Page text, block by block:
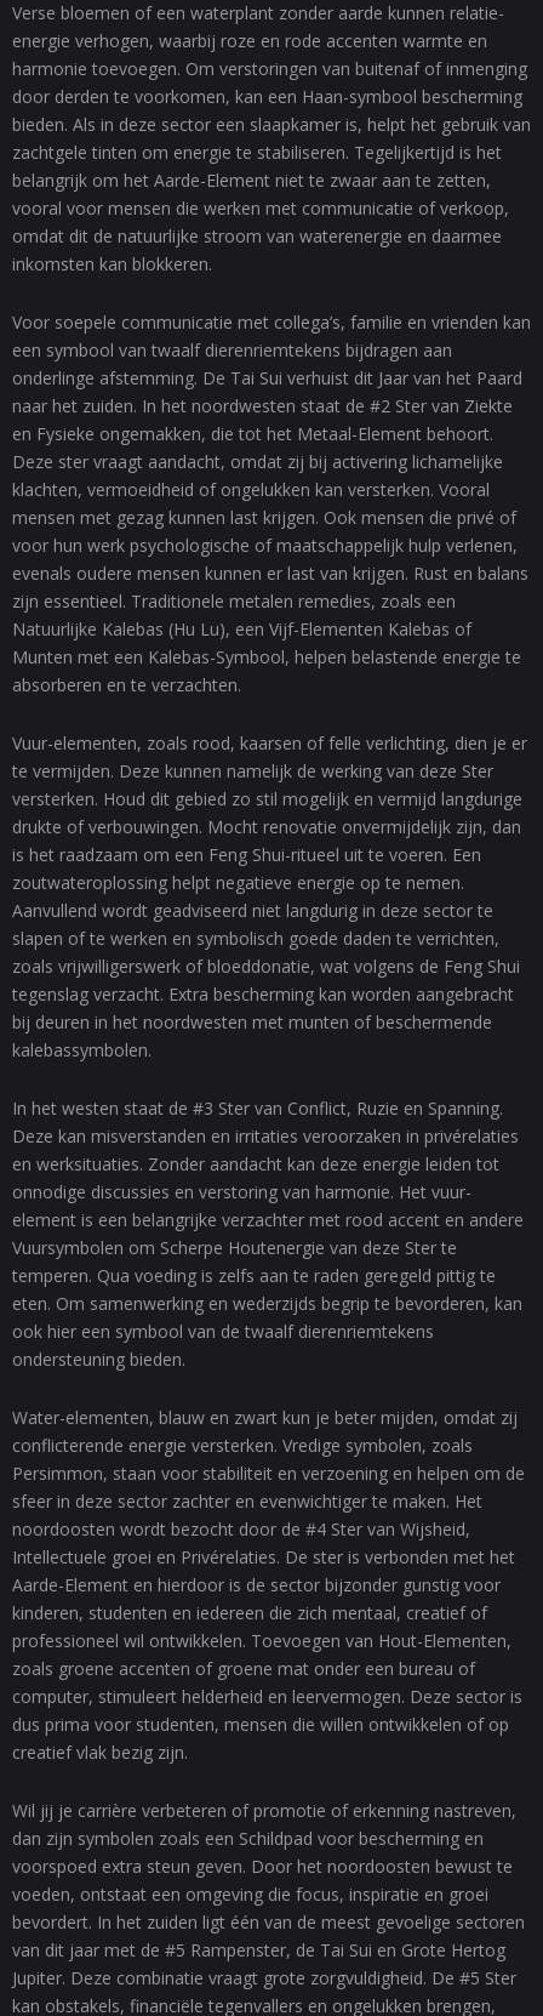
Verse bloemen of een waterplant zonder aarde kunnen relatie-
energie verhogen, waarbij roze en rode accenten warmte en
harmonie toevoegen. Om verstoringen van buitenaf of inmenging
door derden te voorkomen, kan een Haan-symbool bescherming
bieden. Als in deze sector een slaapkamer is, helpt het gebruik van
zachtgele tinten om energie te stabiliseren. Tegelijkertijd is het
belangrijk om het Aarde-Element niet te zwaar aan te zetten,
vooral voor mensen die werken met communicatie of verkoop,
omdat dit de natuurlijke stroom van waterenergie en daarmee
inkomsten kan blokkeren.
Voor soepele communicatie met collega’s, familie en vrienden kan
een symbool van twaalf dierenriemtekens bijdragen aan
onderlinge afstemming. De Tai Sui verhuist dit Jaar van het Paard
naar het zuiden. In het noordwesten staat de #2 Ster van Ziekte
en Fysieke ongemakken, die tot het Metaal-Element behoort.
Deze ster vraagt aandacht, omdat zij bij activering lichamelijke
klachten, vermoeidheid of ongelukken kan versterken. Vooral
mensen met gezag kunnen last krijgen. Ook mensen die privé of
voor hun werk psychologische of maatschappelijk hulp verlenen,
evenals oudere mensen kunnen er last van krijgen. Rust en balans
zijn essentieel. Traditionele metalen remedies, zoals een
Natuurlijke Kalebas (Hu Lu), een Vijf-Elementen Kalebas of
Munten met een Kalebas-Symbool, helpen belastende energie te
absorberen en te verzachten.
Vuur-elementen, zoals rood, kaarsen of felle verlichting, dien je er
te vermijden. Deze kunnen namelijk de werking van deze Ster
versterken. Houd dit gebied zo stil mogelijk en vermijd langdurige
drukte of verbouwingen. Mocht renovatie onvermijdelijk zijn, dan
is het raadzaam om een Feng Shui-ritueel uit te voeren. Een
zoutwateroplossing helpt negatieve energie op te nemen.
Aanvullend wordt geadviseerd niet langdurig in deze sector te
slapen of te werken en symbolisch goede daden te verrichten,
zoals vrijwilligerswerk of bloeddonatie, wat volgens de Feng Shui
tegenslag verzacht. Extra bescherming kan worden aangebracht
bij deuren in het noordwesten met munten of beschermende
kalebassymbolen.
In het westen staat de #3 Ster van Conflict, Ruzie en Spanning.
Deze kan misverstanden en irritaties veroorzaken in privérelaties
en werksituaties. Zonder aandacht kan deze energie leiden tot
onnodige discussies en verstoring van harmonie. Het vuur-
element is een belangrijke verzachter met rood accent en andere
Vuursymbolen om Scherpe Houtenergie van deze Ster te
temperen. Qua voeding is zelfs aan te raden geregeld pittig te
eten. Om samenwerking en wederzijds begrip te bevorderen, kan
ook hier een symbool van de twaalf dierenriemtekens
ondersteuning bieden.
Water-elementen, blauw en zwart kun je beter mijden, omdat zij
conflicterende energie versterken. Vredige symbolen, zoals
Persimmon, staan voor stabiliteit en verzoening en helpen om de
sfeer in deze sector zachter en evenwichtiger te maken. Het
noordoosten wordt bezocht door de #4 Ster van Wijsheid,
Intellectuele groei en Privérelaties. De ster is verbonden met het
Aarde-Element en hierdoor is de sector bijzonder gunstig voor
kinderen, studenten en iedereen die zich mentaal, creatief of
professioneel wil ontwikkelen. Toevoegen van Hout-Elementen,
zoals groene accenten of groene mat onder een bureau of
computer, stimuleert helderheid en leervermogen. Deze sector is
dus prima voor studenten, mensen die willen ontwikkelen of op
creatief vlak bezig zijn.
Wil jij je carrière verbeteren of promotie of erkenning nastreven,
dan zijn symbolen zoals een Schildpad voor bescherming en
voorspoed extra steun geven. Door het noordoosten bewust te
voeden, ontstaat een omgeving die focus, inspiratie en groei
bevordert. In het zuiden ligt één van de meest gevoelige sectoren
van dit jaar met de #5 Rampenster, de Tai Sui en Grote Hertog
Jupiter. Deze combinatie vraagt grote zorgvuldigheid. De #5 Ster
kan obstakels, financiële tegenvallers en ongelukken brengen,